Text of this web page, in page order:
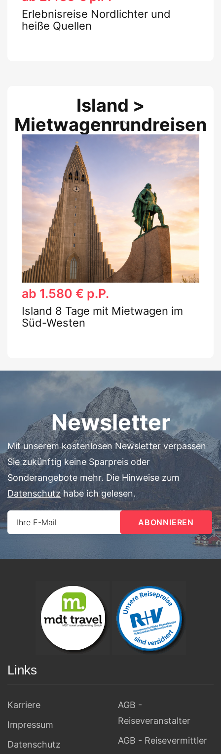
Erlebnisreise Nordlichter und
heiße Quellen
Island >
Mietwagenrundreisen
ab 1.580 € p.P.
Island 8 Tage mit Mietwagen im
Süd-Westen
Newsletter
Mit unserem kostenlosen Newsletter verpassen
Sie zukünftig keine Sparpreis oder
Sonderangebote mehr. Die Hinweise zum
Datenschutzhabe ich gelesen.
Ihre E-Mail
Links
Karriere
Impressum
Datenschutz
AGB -
Reiseveranstalter
AGB - Reisevermittler